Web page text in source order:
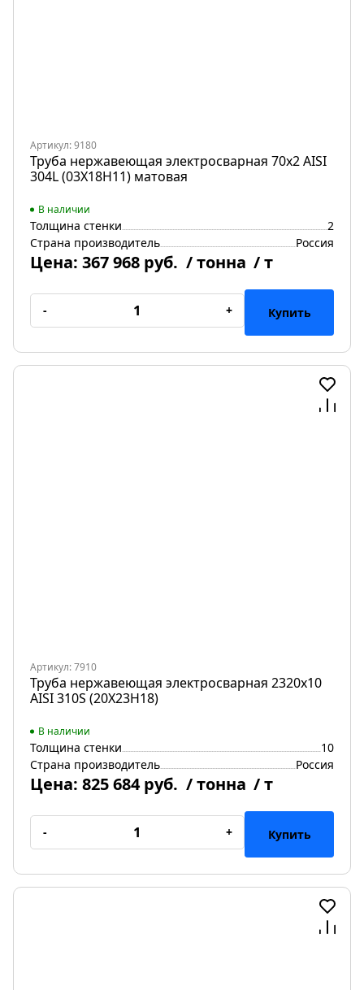
Артикул: 9180
Труба нержавеющая электросварная 70х2 AISI
304L (03Х18Н11) матовая
В наличии
Толщина стенки
2
Страна производитель
Россия
Цена: 367 968 руб. / тонна / т
- + Купить
Артикул: 7910
Труба нержавеющая электросварная 2320х10
AISI 310S (20Х23Н18)
В наличии
Толщина стенки
10
Страна производитель
Россия
Цена: 825 684 руб. / тонна / т
- + Купить